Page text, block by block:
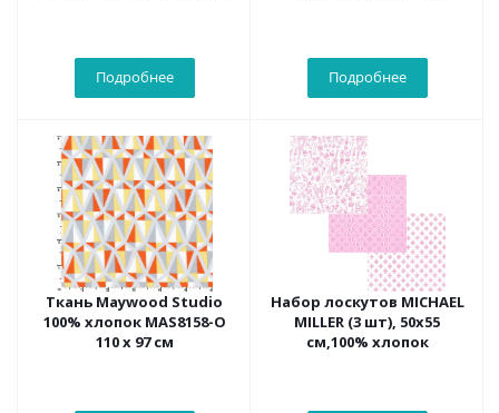
Подробнее Подробнее
Ткань Maywood Studio
100% хлопок MAS8158-O
110 х 97 см
Набор лоскутов MICHAEL
MILLER (3 шт), 50x55
см,100% хлопок